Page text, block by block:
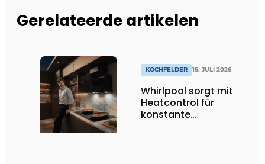
Gerelateerde artikelen
KOCHFELDER 15. JULI 2026
Whirlpool sorgt mit
Heatcontrol für
konstante